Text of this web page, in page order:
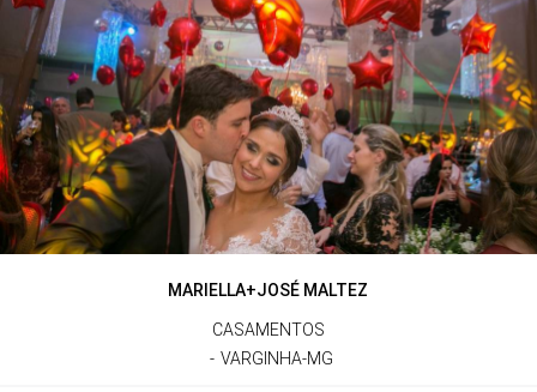
MARIELLA+JOSÉ MALTEZ
CASAMENTOS
VARGINHA-MG